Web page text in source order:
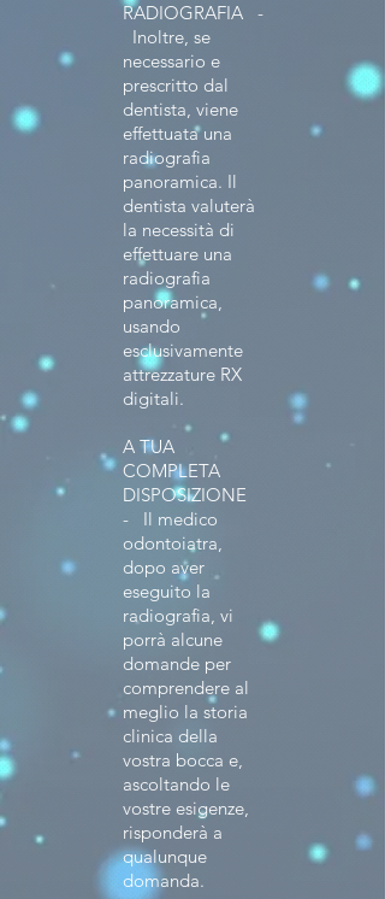
RADIOGRAFIA -
Inoltre, se
necessario e
prescritto dal
dentista, viene
effettuata una
radiografia
panoramica. Il
dentista valuterà
la necessità di
effettuare una
radiografia
panoramica,
usando
esclusivamente
attrezzature RX
digitali.
A TUA
COMPLETA
DISPOSIZIONE
- Il medico
odontoiatra,
dopo aver
eseguito la
radiografia, vi
porrà alcune
domande per
comprendere al
meglio la storia
clinica della
vostra bocca e,
ascoltando le
vostre esigenze,
risponderà a
qualunque
domanda.